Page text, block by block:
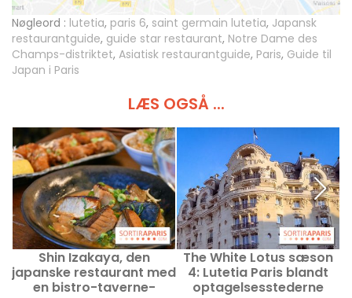
Nøgleord : lutetia, paris 6, saint germain lutetia, Japansk
restaurantguide, guide star restaurant, Notre Dame des
Champs-distriktet, Asiatisk restaurantguide, Paris, Guide til
Japan i Paris
LÆS OGSÅ ...
Shin Izakaya, den
japanske restaurant med
en bistro-taverne-
The White Lotus sæson
4: Lutetia Paris blandt
optagelsesstederne